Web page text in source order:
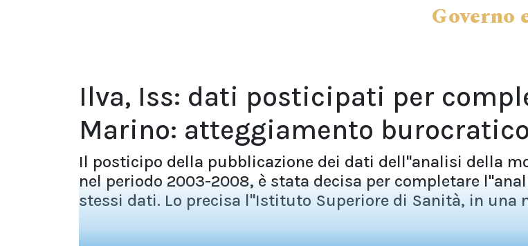
Governo
Ilva, Iss: dati posticipati per
Marino: atteggiamento burocratico
Il posticipo della pubblicazione dei dati dell''analisi della
nel periodo 2003-2008, è stata decisa per completare
stessi dati. Lo precisa l''Istituto Superiore di Sanità, in una